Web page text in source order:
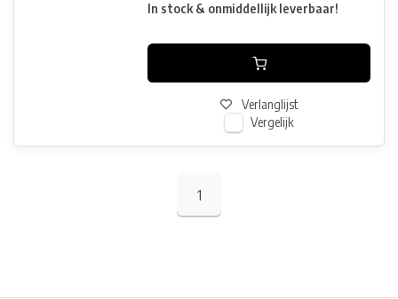
In stock & onmiddellijk leverbaar!
Verlanglijst
Vergelijk
1